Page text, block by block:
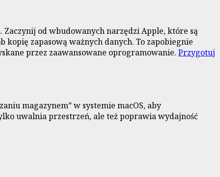
od wbudowanych narzędzi Apple, które są
zapasową ważnych danych. To zapobiegnie
przez zaawansowane oprogramowanie. Przygotuj
magazynem” w systemie macOS, aby
uwalnia przestrzeń, ale też poprawia wydajność